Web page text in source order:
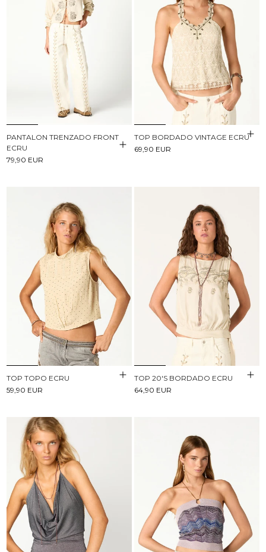
PANTALON TRENZADO FRONT
ECRU
79,90 EUR
TOP BORDADO VINTAGE ECRU
69,90 EUR
TOP TOPO ECRU
59,90 EUR
TOP 20'S BORDADO ECRU
64,90 EUR